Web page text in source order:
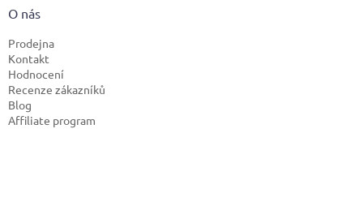
O nás
Prodejna
Kontakt
Hodnocení
Recenze zákazníků
Blog
Affiliate program